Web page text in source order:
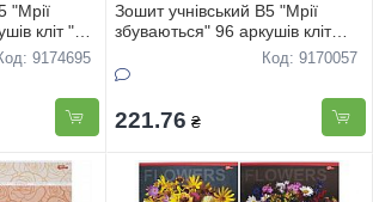
"Мрії
кліт "
9174695
Зошит учнівський В5 "Мрії
збуваються" 96 аркушів кліт
"City CAR" 3741 8штКод: 9170057
221.76 ₴